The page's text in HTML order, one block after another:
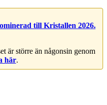
till Kristallen 2026.
är större än någonsin genom
här.